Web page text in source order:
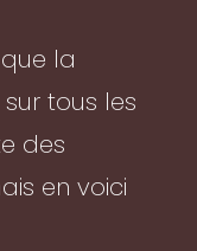
la
tous les
des
en voici